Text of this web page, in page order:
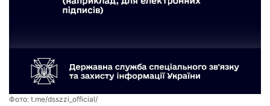
Фото: t.me/dsszzi_official/